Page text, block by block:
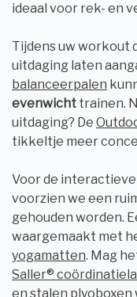
ideaal voor rek- en
Tijdens uw workout
uitdaging laten
balanceerpalen
evenwicht trainen.
uitdaging? De
tikkeltje meer
Voor de
voorzien we een
gehouden worden.
waargemaakt met
yogamatten. Mag
Saller®
en stalen plyoboxen